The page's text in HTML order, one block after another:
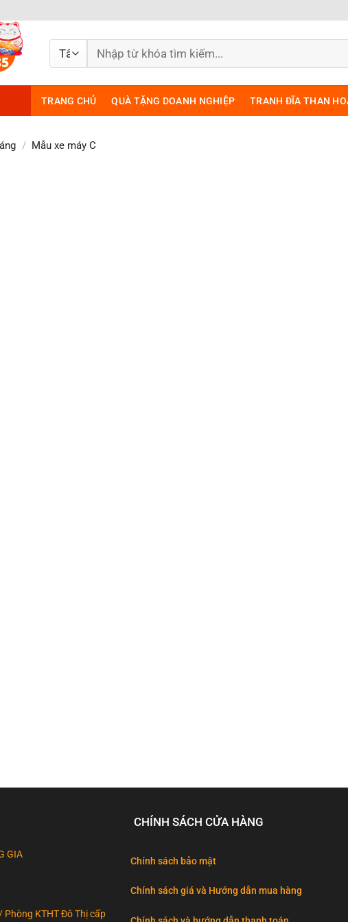
Tìm
kiếm:
TRANG CHỦ QUÀ TẶNG DOANH NGHIỆP TRANH ĐĨA THAN
/ Mẫu xe máy C
GIA
KTHT Đô Thị cấp
CHÍNH SÁCH CỬA HÀNG
Chính sách bảo mật
Chính sách giá và Hướng dẫn mua hàng